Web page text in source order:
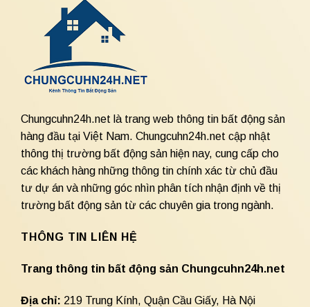
Chungcuhn24h.net là trang web thông tin bất động sản
hàng đầu tại Việt Nam. Chungcuhn24h.net cập nhật
thông thị trường bất động sản hiện nay, cung cấp cho
các khách hàng những thông tin chính xác từ chủ đầu
tư dự án và những góc nhìn phân tích nhận định về thị
trường bất động sản từ các chuyên gia trong ngành.
THÔNG TIN LIÊN HỆ
Trang thông tin bất động sản Chungcuhn24h.net
Địa chỉ: 219 Trung Kính, Quận Cầu Giấy, Hà Nội